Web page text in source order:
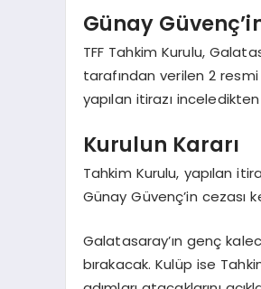
Günay
TFF Tahkim Kurulu,
tarafından verilen 2
yapılan itirazı
Kurulun Kararı
Tahkim Kurulu, yapılan
Günay Güvenç’in cezası
Galatasaray’ın genç
bırakacak. Kulüp ise